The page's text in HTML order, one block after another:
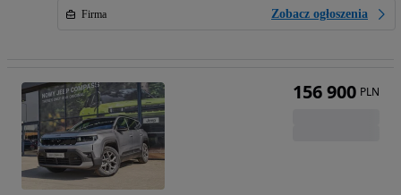
Firma Zobacz ogłoszenia
156 900 PLN